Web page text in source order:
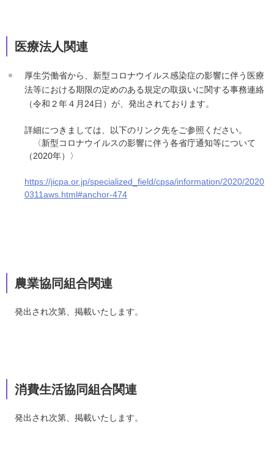
医療法人関連
厚生労働省から、新型コロナウイルス感染症の影響に伴う医療
法等における期限の定めのある規定の取扱いに関する事務連絡
（令和２年４月24日）が、発出されております。
詳細につきましては、以下のリンク先をご参照ください。
〈新型コロナウイルスの影響に伴う各省庁通知等について
（2020年）〉
https://jicpa.or.jp/specialized_field/cpsa/information/2020/2020
0311aws.html#anchor-474
農業協同組合関連
発出され次第、掲載いたします。
消費生活協同組合関連
発出され次第、掲載いたします。